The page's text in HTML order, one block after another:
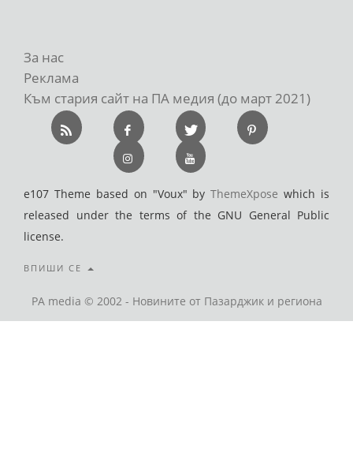
За нас
Реклама
Към стария сайт на ПА медия (до март 2021)
e107 Theme based on "Voux" byThemeXpose which is
released under the terms of the GNU General Public
license.
ВПИШИ СЕ
PA media © 2002 - Новините от Пазарджик и региона